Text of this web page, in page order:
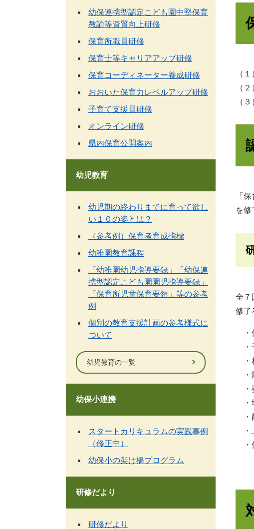
（
（
（
「
を修
全７
修了
・
・
・
・
・
・
・
・
・
幼保連携型認定こども園中堅保育
教諭等資質向上研修
保育所職員研修
保育士等キャリアアップ研修
保育コーディネーター養成研修
おおいた保育力レベルアップ研修
子育て支援員研修
オンライン研修
県内保育公開案内
幼児教育
幼児期の終わりまでに育って欲し
い１０の姿とは？
（参考例）保育者育成指標
幼稚園教育課程
「幼稚園幼児指導要録」「幼保連
携型認定こども園園児指導要録」
「保育所児童保育要領」等の参考
例
個別の教育支援計画の参考様式に
ついて
幼児教育の一覧
幼保小連携
スタートカリキュラムの実践事例
（修正中）
幼保小の架け橋プログラム
研修だより
研修だより